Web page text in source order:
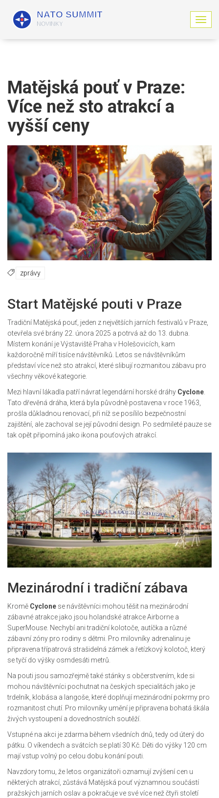
Z
o
a
c
i
Matějská pouť v Praze:
Více než sto atrakcí a
vyšší ceny
zprávy
Start Matějské pouti v Praze
Tradiční Matějská pouť, jeden z největších jarních festivalů v Praze,
otevřela své brány 22. února 2025 a potrvá až do 13. dubna.
Místem konání je Výstaviště Praha v Holešovicích, kam
každoročně míří tisíce návštěvníků. Letos se návštěvníkům
představí více než sto atrakcí, které slibují rozmanitou zábavu pro
všechny věkové kategorie.
Mezi hlavní lákadla patří návrat legendární horské dráhy Cyclone
Tato dřevěná dráha, která byla původně postavena v roce 1963,
prošla důkladnou renovací, při níž se posílilo bezpečnostní
zajištění, ale zachoval se její původní design. Po sedmileté pauze se
tak opět připomíná jako ikona pouťových atrakcí.
Mezinárodní i tradiční zábava
Kromě Cyclone se návštěvníci mohou těšit na mezinárodní
zábavné atrakce jako jsou holandské atrakce Airborne a
SuperMouse. Nechybí ani tradiční kolotoče, autíčka a různé
zábavní zóny pro rodiny s dětmi. Pro milovníky adrenalinu je
připravena třípatrová strašidelná zámek a řetízkový kolotoč, který
se tyčí do výšky osmdesáti metrů.
Na pouti jsou samozřejmě také stánky s občerstvením, kde si
mohou návštěvníci pochutnat na českých specialitách jako je
trdelník, klobása a langoše, které doplňují mezinárodní pokrmy pro
rozmanitost chutí. Pro milovníky umění je připravena bohatá škála
živých vystoupení a dovednostních soutěží.
Vstupné na akci je zdarma během všedních dnů, tedy od úterý do
pátku. O víkendech a svátcích se platí 30 Kč. Děti do výšky 120 cm
mají vstup volný po celou dobu konání pouti.
Navzdory tomu, že letos organizátoři oznamují zvýšení cen u
některých atrakcí, zůstává Matějská pouť významnou součástí
pražských jarních oslav a pokračuje ve své více než čtyři století